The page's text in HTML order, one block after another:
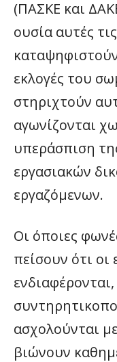
(ΠΑΣΚΕ και
ουσία αυτές
εκλογές του
στηριχτούν
αγωνίζονται
υπεράσπιση
εργασιακών
εργαζόμενων.
Οι όποιες
πείσουν ότι οι
ασχολούνται
βιώνουν